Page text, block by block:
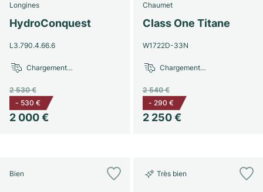
Longines
HydroConquest
L3.790.4.66.6
2 000 €
2 530 €
- 530 €
Chargement…
Chaumet
Class One Titane
W1722D-33N
2 250 €
2 540 €
- 290 €
Chargement…
Bien Très bien